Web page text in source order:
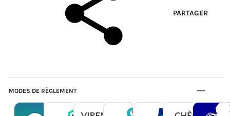
PARTAGER
MODES DE RÈGLEMENT